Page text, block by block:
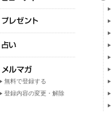
無料で登録する
登録内容の変更・解除